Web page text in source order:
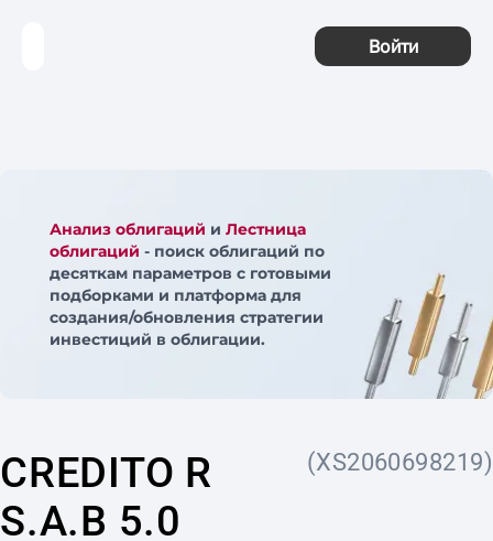
Войти
Анализ облигаций и Лестница
облигаций - поиск облигаций по
десяткам параметров с готовыми
подборками и платформа для
создания/обновления стратегии
инвестиций в облигации.
CREDITO R
S.A.B 5.0
(XS2060698219)